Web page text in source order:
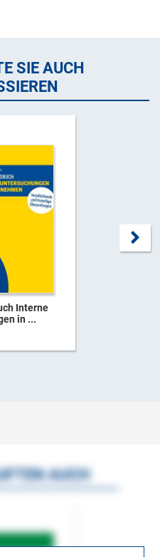
SIE AUCH
Interne
in ...
AUCH